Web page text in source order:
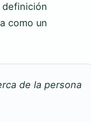
definición
como un
de la persona